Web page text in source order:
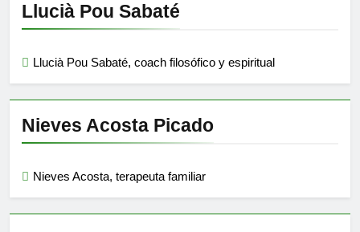
Llucià Pou Sabaté
Llucià Pou Sabaté, coach filosófico y espiritual
Nieves Acosta Picado
Nieves Acosta, terapeuta familiar